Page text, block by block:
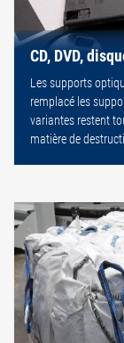
CD, DVD,
Les supports
remplacé les
variantes restent
matière de